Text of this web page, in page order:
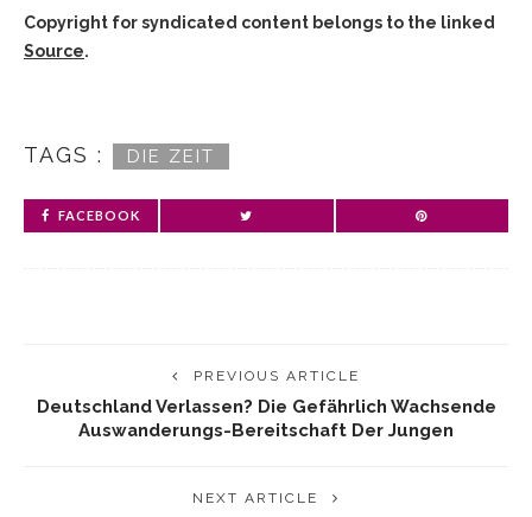
Copyright for syndicated content belongs to the linked
Source.
TAGS : DIE ZEIT
FACEBOOK
PREVIOUS ARTICLE
Deutschland Verlassen? Die Gefährlich Wachsende
Auswanderungs-Bereitschaft Der Jungen
NEXT ARTICLE